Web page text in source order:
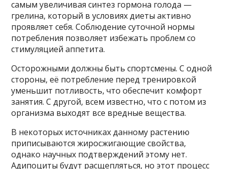
самым увеличивая синтез гормона голода —
грелина, который в условиях диеты активно
проявляет себя. Соблюдение суточной нормы
потребления позволяет избежать проблем со
стимуляцией аппетита.
Осторожными должны быть спортсмены. С одной
стороны, её потребление перед тренировкой
уменьшит потливость, что обеспечит комфорт
занятия. С другой, всем известно, что с потом из
организма выходят все вредные вещества.
В некоторых источниках данному растению
приписываются жиросжигающие свойства,
однако научных подтверждений этому нет.
Адипоциты будут расщепляться, но этот процесс